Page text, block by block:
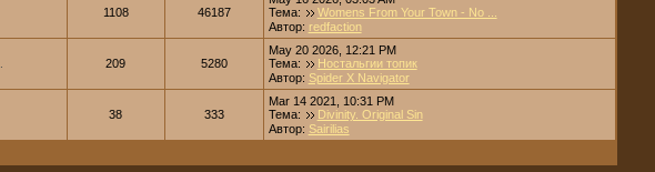
1108 46187
Тема:
Womens From Your Town - No ...
Автор: redfaction
209 5280
May 20 2026, 12:21 PM
Тема:
Ностальгии топик
Автор: Spider X Navigator
38 333
Mar 14 2021, 10:31 PM
Тема:
Divinity. Original Sin
Автор: Sairilias